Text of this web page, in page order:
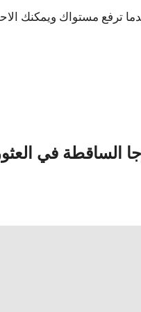
ترفع مستواك ويمكنك
الساقطة في